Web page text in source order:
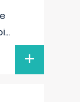
...
+